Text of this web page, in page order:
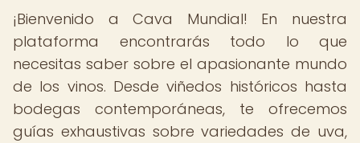
¡Bienvenido a Cava Mundial! En nuestra
plataforma encontrarás todo lo que
necesitas saber sobre el apasionante mundo
de los vinos. Desde viñedos históricos hasta
bodegas contemporáneas, te ofrecemos
guías exhaustivas sobre variedades de uva,